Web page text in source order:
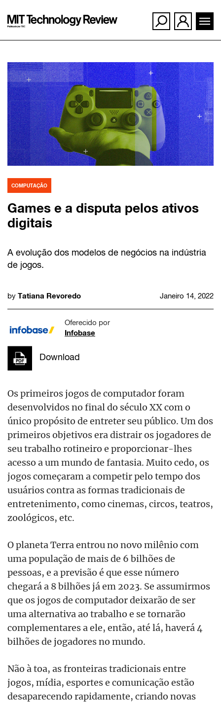
para
conteúdo
COMPUTAÇÃO
Games e a disputa pelos ativos
digitais
A evolução dos modelos de negócios na indústria
de jogos.
by Tatiana Revoredo Janeiro 14, 2022
Oferecido por
Infobase
Download
Os primeiros jogos de computador foram
desenvolvidos no final do século XX com o
único propósito de entreter seu público. Um dos
primeiros objetivos era distrair os jogadores de
seu trabalho rotineiro e proporcionar-lhes
acesso a um mundo de fantasia. Muito cedo, os
jogos começaram a competir pelo tempo dos
usuários contra as formas tradicionais de
entretenimento, como cinemas, circos, teatros,
zoológicos, etc.
O planeta Terra entrou no novo milênio com
uma população de mais de 6 bilhões de
pessoas, e a previsão é que esse número
chegará a 8 bilhões já em 2023. Se assumirmos
que os jogos de computador deixarão de ser
uma alternativa ao trabalho e se tornarão
complementares a ele, então, até lá, haverá 4
bilhões de jogadores no mundo.
Não à toa, as fronteiras tradicionais entre
jogos, mídia, esportes e comunicação estão
desaparecendo rapidamente, criando novas